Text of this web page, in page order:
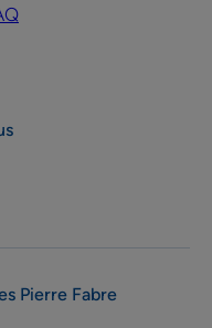
Pierre Fabre